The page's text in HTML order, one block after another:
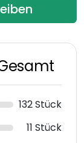
132 Stück
11 Stück